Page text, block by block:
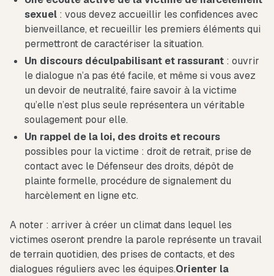
sexuel : vous devez accueillir les confidences avec
bienveillance, et recueillir les premiers éléments qui
permettront de caractériser la situation.
Un discours déculpabilisant et rassurant : ouvrir
le dialogue n’a pas été facile, et même si vous avez
un devoir de neutralité, faire savoir à la victime
qu’elle n’est plus seule représentera un véritable
soulagement pour elle.
Un rappel de la loi, des droits et recours
possibles pour la victime : droit de retrait, prise de
contact avec le Défenseur des droits, dépôt de
plainte formelle, procédure de signalement du
harcèlement en ligne etc.
A noter : arriver à créer un climat dans lequel les
victimes oseront prendre la parole représente un travail
de terrain quotidien, des prises de contacts, et des
dialogues réguliers avec les équipes.Orienter la